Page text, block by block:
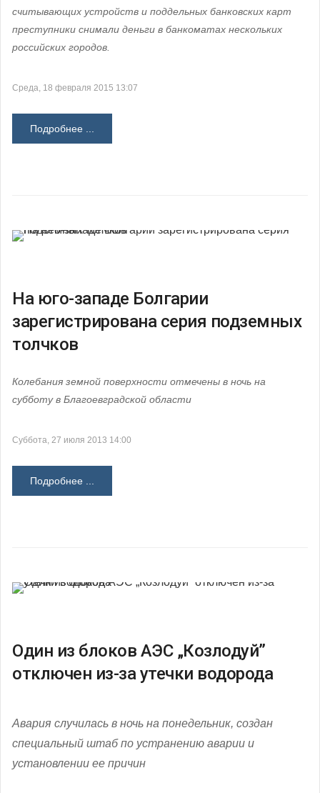
считывающих устройств и поддельных банковских карт
преступники снимали деньги в банкоматах нескольких
российских городов.
Среда, 18 февраля 2015 13:07
Подробнее ...
На юго-западе Болгарии
зарегистрирована серия подземных
толчков
Колебания земной поверхности отмечены в ночь на
субботу в Благоевградской области
Суббота, 27 июля 2013 14:00
Подробнее ...
Один из блоков АЭС „Козлодуй”
отключен из-за утечки водорода
Авария случилась в ночь на понедельник, создан
специальный штаб по устранению аварии и
установлении ее причин